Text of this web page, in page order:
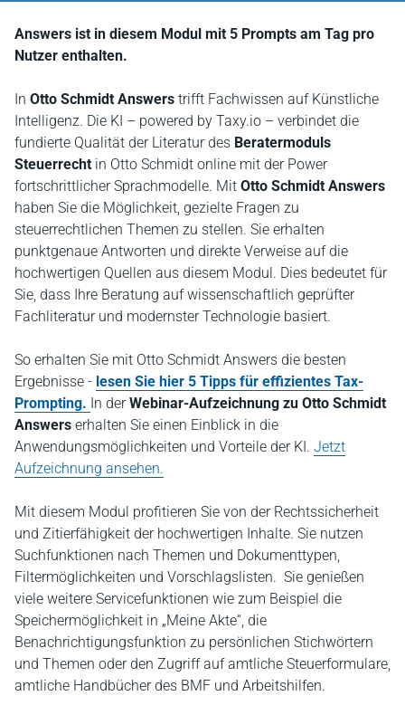
Answers ist in diesem Modul mit 5 Prompts am Tag pro
Nutzer enthalten.
In Otto Schmidt Answers trifft Fachwissen auf Künstliche
Intelligenz. Die KI – powered by Taxy.io – verbindet die
fundierte Qualität der Literatur des Beratermoduls
Steuerrecht in Otto Schmidt online mit der Power
fortschrittlicher Sprachmodelle. Mit Otto Schmidt Answers
haben Sie die Möglichkeit, gezielte Fragen zu
steuerrechtlichen Themen zu stellen. Sie erhalten
punktgenaue Antworten und direkte Verweise auf die
hochwertigen Quellen aus diesem Modul. Dies bedeutet für
Sie, dass Ihre Beratung auf wissenschaftlich geprüfter
Fachliteratur und modernster Technologie basiert.
So erhalten Sie mit Otto Schmidt Answers die besten
Ergebnisse - lesen Sie hier 5 Tipps für effizientes Tax-
Prompting. In derWebinar-Aufzeichnung zu Otto Schmidt
Answers erhalten Sie einen Einblick in die
Anwendungsmöglichkeiten und Vorteile der KI. Jetzt
Aufzeichnung ansehen.
Mit diesem Modul profitieren Sie von der Rechtssicherheit
und Zitierfähigkeit der hochwertigen Inhalte. Sie nutzen
Suchfunktionen nach Themen und Dokumenttypen,
Filtermöglichkeiten und Vorschlagslisten. Sie genießen
viele weitere Servicefunktionen wie zum Beispiel die
Speichermöglichkeit in „Meine Akte“, die
Benachrichtigungsfunktion zu persönlichen Stichwörtern
und Themen oder den Zugriff auf amtliche Steuerformulare,
amtliche Handbücher des BMF und Arbeitshilfen.